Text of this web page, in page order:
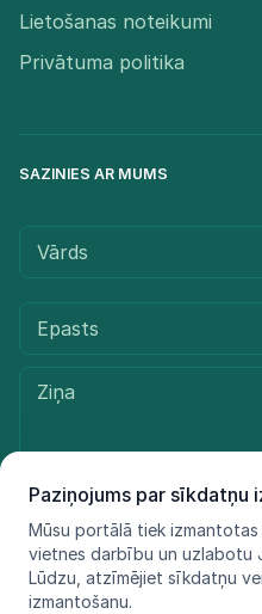
Paziņojums par sīkdatņu
Mūsu portālā tiek
vietnes darbību un uzlabotu
Lūdzu, atzīmējiet sīkdatņu
izmantošanu.
Lietošanas noteikumi
Privātuma politika
SAZINIES AR MUMS